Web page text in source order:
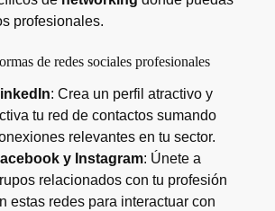
profesionales.
de redes sociales profesionales
: Crea un perfil atractivo y
tu red de contactos sumando
relevantes en tu sector.
y Instagram: Únete a
relacionados con tu profesión
estas redes para interactuar con